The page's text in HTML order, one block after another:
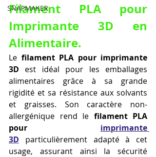
SNAPMAKER
Filament PLA pour
Imprimante 3D en
Alimentaire.
Le filament PLA pour imprimante
3D est idéal pour les emballages
alimentaires grâce à sa grande
rigidité et sa résistance aux solvants
et graisses. Son caractère non-
allergénique rend le filament PLA
pour imprimante
3D particulièrement adapté à cet
usage, assurant ainsi la sécurité